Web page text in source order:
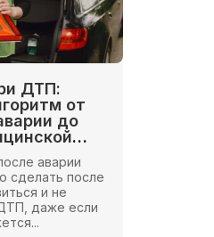
ДТП:
от
до
аварии
сделать после
и не
даже если